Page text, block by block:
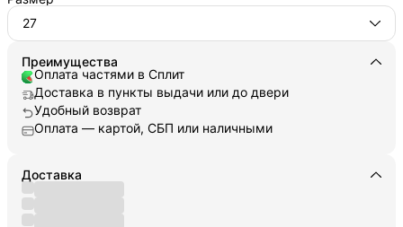
27
Преимущества
Оплата частями в Сплит
Доставка в пункты выдачи или до двери
Удобный возврат
Оплата — картой, СБП или наличными
Доставка